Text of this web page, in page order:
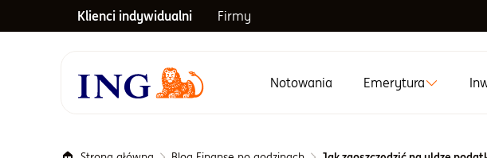
Klienci indywidualni Firmy
Menu główne
Notowania Emerytura